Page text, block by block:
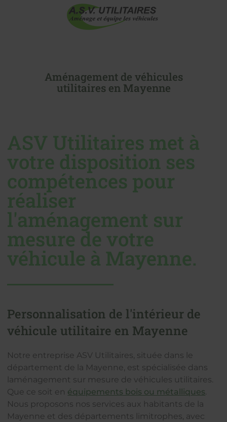
Aménagement de véhicules
utilitaires en Mayenne
ASV Utilitaires met à
votre disposition ses
compétences pour
réaliser
l'aménagement sur
mesure de votre
véhicule à Mayenne.
Personnalisation de l'intérieur de
véhicule utilitaire en Mayenne
Notre entreprise ASV Utilitaires, située dans le
département de la Mayenne, est spécialisée dans
laménagement sur mesure de véhicules utilitaires.
Que ce soit en équipements bois ou métalliques.
Nous proposons nos services aux habitants de la
Mayenne et des départements limitrophes, avec